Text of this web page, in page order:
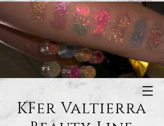
KFer Valtierra